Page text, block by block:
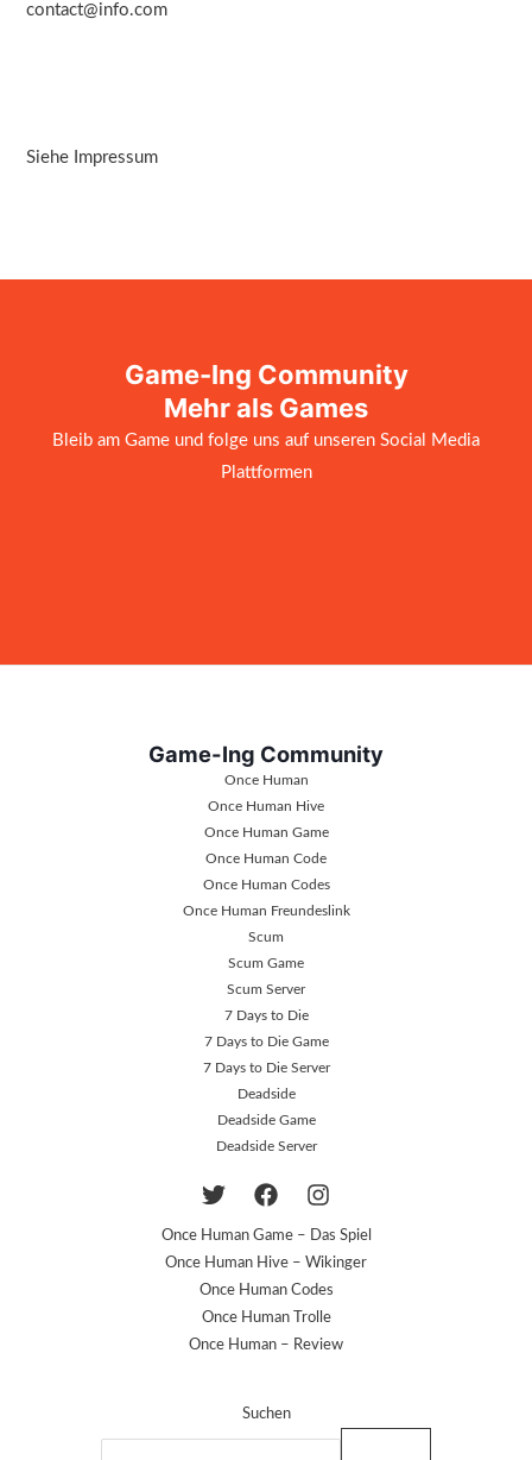
contact@info.com
Siehe Impressum
Game-Ing Community
Mehr als Games
Bleib am Game und folge uns auf unseren Social Media
Plattformen
Game-Ing Community
Once Human
Once Human Hive
Once Human Game
Once Human Code
Once Human Codes
Once Human Freundeslink
Scum
Scum Game
Scum Server
7 Days to Die
7 Days to Die Game
7 Days to Die Server
Deadside
Deadside Game
Deadside Server
Once Human Game – Das Spiel
Once Human Hive – Wikinger
Once Human Codes
Once Human Trolle
Once Human – Review
Suchen